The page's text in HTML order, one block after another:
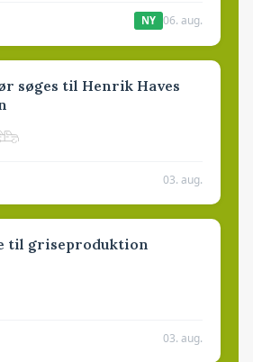
NY 06. aug.
søges til Henrik Haves
03. aug.
til griseproduktion
03. aug.